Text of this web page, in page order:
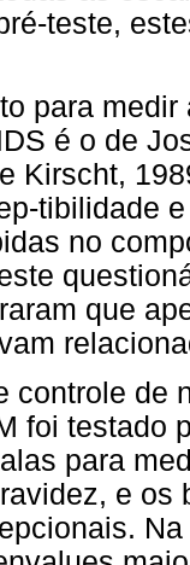
teste,
para
é o de
Kirscht,
tibilidade
no
que
controle de
foi testado
para
e os